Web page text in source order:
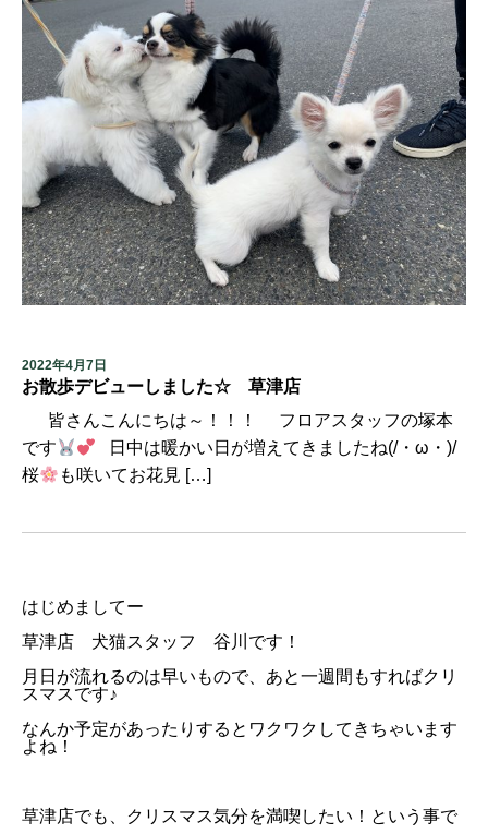
2022年4月7日
お散歩デビューしました☆ 草津店
皆さんこんにちは～！！！ フロアスタッフの塚本
です
日中は暖かい日が増えてきましたね(/・ω・)/
桜
も咲いてお花見 […]
はじめましてー
草津店 犬猫スタッフ 谷川です！
月日が流れるのは早いもので、あと一週間もすればクリ
スマスです♪
なんか予定があったりするとワクワクしてきちゃいます
よね！
草津店でも、クリスマス気分を満喫したい！という事で